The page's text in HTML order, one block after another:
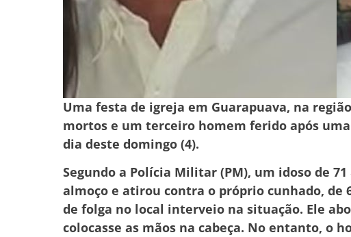
Uma festa de igreja em Guarapuava, na
mortos e um terceiro homem ferido após
dia deste domingo (4).
Segundo a Polícia Militar (PM), um idoso de
almoço e atirou contra o próprio cunhado, de
de folga no local interveio na situação. Ele
colocasse as mãos na cabeça. No entanto, o